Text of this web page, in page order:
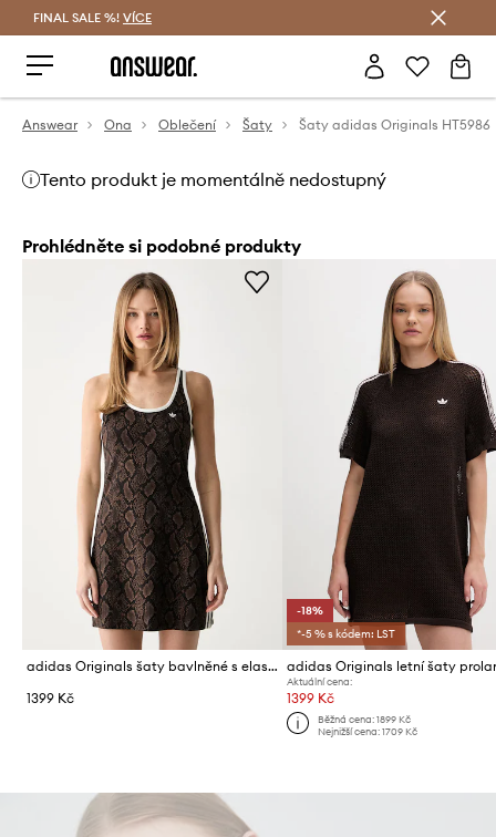
FINAL SALE %! VÍCE
Answear Ona Oblečení Šaty Šaty adidas Originals HT5986
Tento produkt je momentálně nedostupný
Prohlédněte si podobné produkty
adidas Originals šaty bavlněné s elastanem
1399 Kč
-18%
*-5 % s kódem: LST
Aktuální cena:
1399 Kč
Běžná cena: 1899 Kč
Nejnižší cena: 1709 Kč